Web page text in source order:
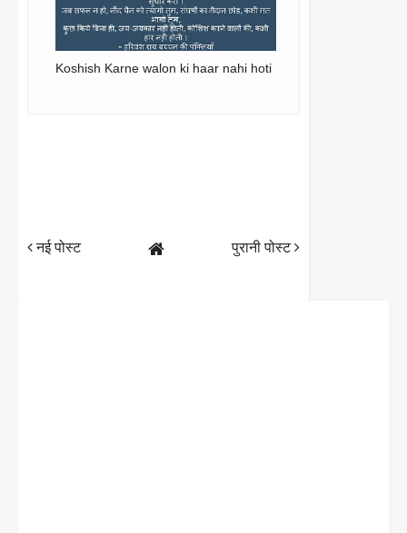
Koshish Karne walon ki haar nahi hoti
नई पोस्ट पुरानी पोस्ट